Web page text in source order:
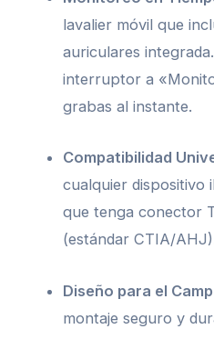
lavalier móvil que
auriculares
interruptor a
grabas al instante.
Compatibilidad
cualquier dispositivo
que tenga conector
(estándar CTIA/
Diseño para el
montaje seguro y